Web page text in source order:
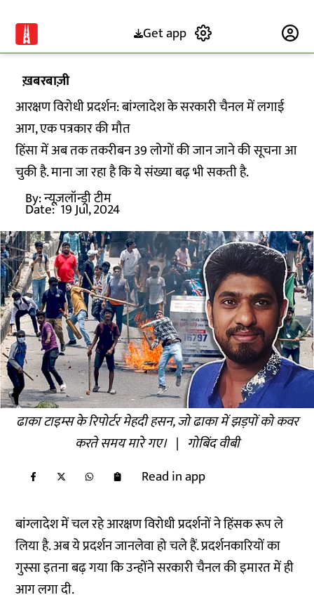
Get app
ख़बरबाज़ी
आरक्षण विरोधी प्रदर्शन: बांग्लादेश के सरकारी चैनल में लगाई
आग, एक पत्रकार की मौत
हिंसा में अब तक तकरीबन 39 लोगों की जान जाने की सूचना आ
चुकी है. माना जा रहा है कि ये संख्या बढ़ भी सकती है.
By:न्यूज़लॉन्ड्री टीम
Date: 19 Jul, 2024
ढाका टाइम्स के रिपोर्टर मेहदी हसन, जो ढाका में झड़पों को कवर
करते समय मारे गए। | गोबिंद वीबी
Read in app
बांग्लादेश में चल रहे आरक्षण विरोधी प्रदर्शनों ने हिंसक रूप ले
लिया है. अब ये प्रदर्शन जानलेवा हो चले हैं. प्रदर्शनकारियों का
गुस्सा इतना बढ़ गया कि उन्होंने सरकारी चैनल की इमारत में ही
आग लगा दी.